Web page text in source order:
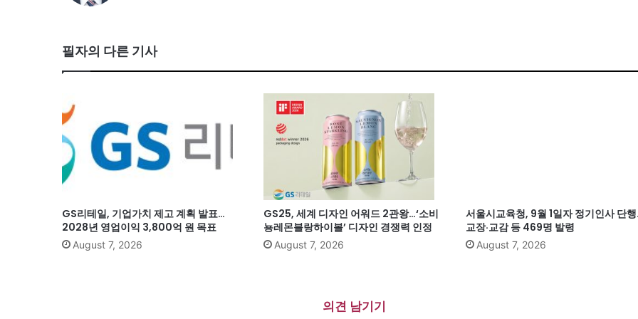
필자의 다른 기사
GS리테일, 기업가치 제고 계획 발표…
2028년 영업이익 3,800억 원 목표
August 7, 2026
GS25, 세계 디자인 어워드 2관왕…‘소비
뇽레몬블랑하이볼’ 디자인 경쟁력 인정
August 7, 2026
서울시교육청, 9월 1일자 정기인사 단
교장·교감 등 469명 발령
August 7, 2026
의견 남기기